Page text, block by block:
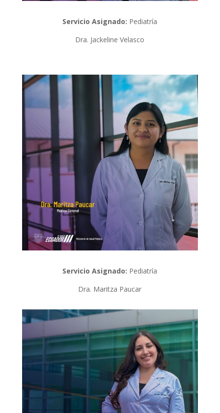
Servicio Asignado: Pediatría
Dra. Jackeline Velasco
Servicio Asignado: Pediatría
Dra. Maritza Paucar